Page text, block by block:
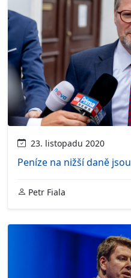
23. listopadu 2020
Peníze na nižší daně jsou
Petr Fiala